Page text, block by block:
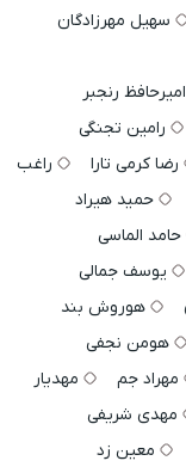
سهیل مهرزادگان
رنجبر
رامین تجنگی
رضا کرمی تارا
راغب
حمید هیراد
حامد الماسی
یوسف جمالی
هوروش بند
هومن نجفی
مهراد جم
مهدیار
مهدی شریفی
معین زد